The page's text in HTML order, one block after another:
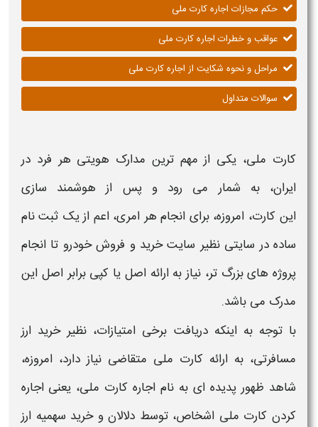
حکم مجازات اجاره کارت ملی
عواقب و خطرات اجاره کارت ملی
مراحل و نحوه شکایت از اجاره کارت ملی
سوالات متداول
کارت ملی، یکی از مهم ترین مدارک هویتی هر فرد در
ایران، به شمار می رود و پس از هوشمند سازی
این کارت، امروزه، برای انجام هر امری، اعم از یک ثبت نام
ساده در سایتی نظیر سایت خرید و فروش خودرو تا انجام
پروژه های بزرگ تر، نیاز به ارائه اصل یا کپی برابر اصل این
مدرک می باشد.
با توجه به اینکه دریافت برخی امتیازات، نظیر خرید ارز
مسافرتی، به ارائه کارت ملی متقاضی نیاز دارد، امروزه،
شاهد ظهور پدیده ای به نام اجاره کارت ملی، یعنی اجاره
کردن کارت ملی اشخاص، توسط دلالان و خرید سهمیه ارز